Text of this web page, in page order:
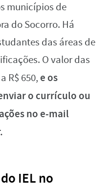
municípios de
do Socorro. Há
das áreas de
O valor das
R$ 650, e os
o currículo ou
no e-mail
.
IEL no